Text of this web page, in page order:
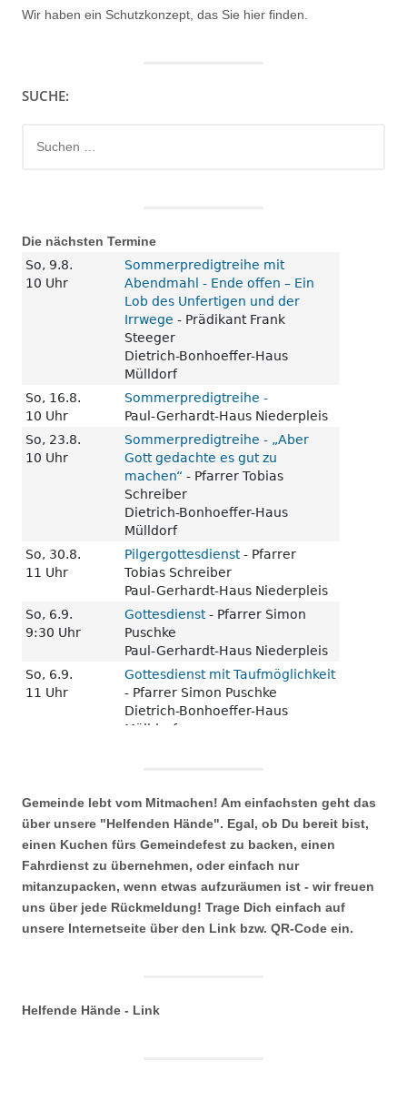
Wir haben ein Schutzkonzept, das Sie hier finden.
SUCHE:
nach:
Die nächsten Termine
Gemeinde lebt vom Mitmachen! Am einfachsten geht das
über unsere "Helfenden Hände". Egal, ob Du bereit bist,
einen Kuchen fürs Gemeindefest zu backen, einen
Fahrdienst zu übernehmen, oder einfach nur
mitanzupacken, wenn etwas aufzuräumen ist - wir freuen
uns über jede Rückmeldung! Trage Dich einfach auf
unsere Internetseite über den Link bzw. QR-Code ein.
Helfende Hände - Link